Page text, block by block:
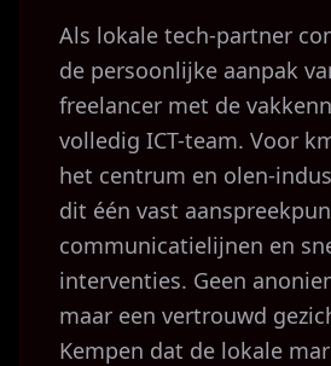
Als lokale tech-partner
de persoonlijke aanpak
freelancer met de
volledig ICT-team. Voor
het centrum en olen-
dit één vast
communicatielijnen en
interventies. Geen
maar een vertrouwd
Kempen dat de lokale